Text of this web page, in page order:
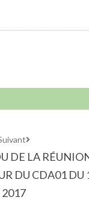
DE LA
DU CDA01 DU
2017